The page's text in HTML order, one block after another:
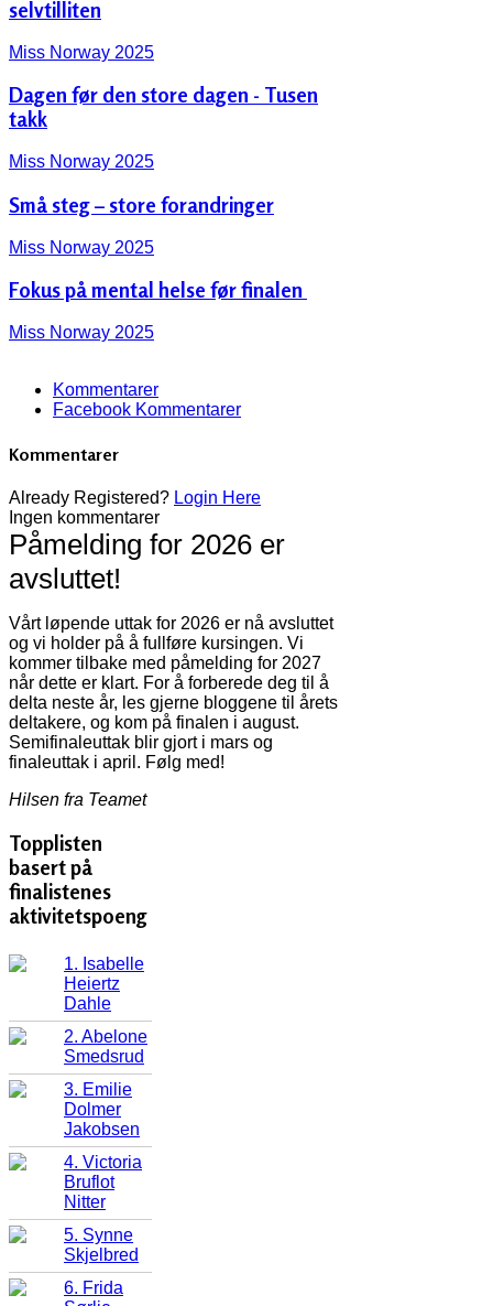
selvtilliten
Miss Norway 2025
Dagen før den store dagen - Tusen
takk
Miss Norway 2025
Små steg – store forandringer
Miss Norway 2025
Fokus på mental helse før finalen ‍️
Miss Norway 2025
Kommentarer
Facebook Kommentarer
Kommentarer
Already Registered? Login Here
Ingen kommentarer
Påmelding for 2026 er
avsluttet!
Vårt løpende uttak for 2026 er nå avsluttet
og vi holder på å fullføre kursingen. Vi
kommer tilbake med påmelding for 2027
når dette er klart. For å forberede deg til å
delta neste år, les gjerne bloggene til årets
deltakere, og kom på finalen i august.
Semifinaleuttak blir gjort i mars og
finaleuttak i april. Følg med!
Hilsen fra Teamet
Topplisten
basert på
finalistenes
aktivitetspoeng
1. Isabelle
Heiertz
Dahle
2. Abelone
Smedsrud
3. Emilie
Dolmer
Jakobsen
4. Victoria
Bruflot
Nitter
5. Synne
Skjelbred
6. Frida